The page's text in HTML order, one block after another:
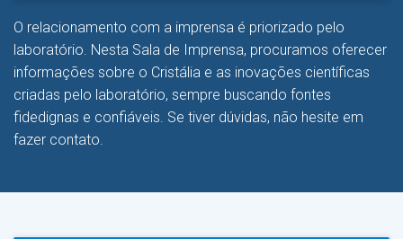
O relacionamento com a imprensa é priorizado pelo
laboratório. Nesta Sala de Imprensa, procuramos oferecer
informações sobre o Cristália e as inovações científicas
criadas pelo laboratório, sempre buscando fontes
fidedignas e confiáveis. Se tiver dúvidas, não hesite em
fazer contato.